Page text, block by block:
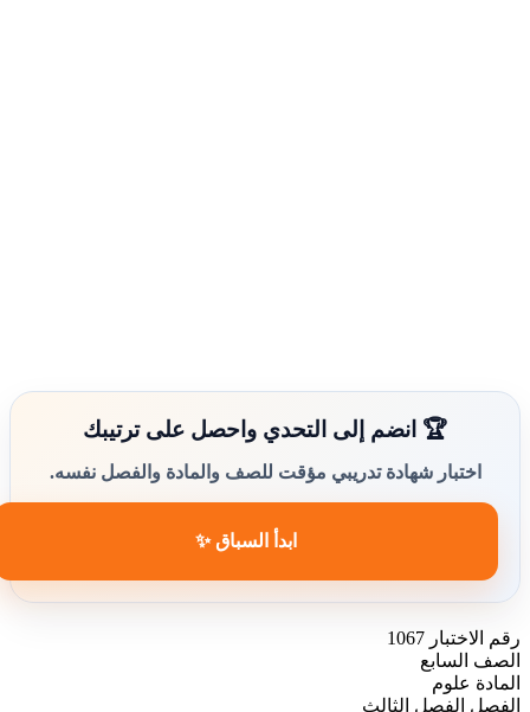
🏆 انضم إلى التحدي واحصل على ترتيبك
اختبار شهادة تدريبي مؤقت للصف والمادة والفصل نفسه.
ابدأ السباق ✨
رقم الاختبار 1067
الصف
السابع
المادة
علوم
الفصل
الفصل الثالث